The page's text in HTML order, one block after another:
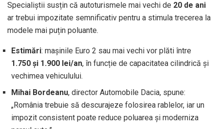
Specialiștii susțin că autoturismele mai vechi de 20 de ani
ar trebui impozitate semnificativ pentru a stimula trecerea la
modele mai puțin poluante.
Estimări: mașinile Euro 2 sau mai vechi vor plăti între
1.750 și 1.900 lei/an, în funcție de capacitatea cilindrică și
vechimea vehiculului.
Mihai Bordeanu, director Automobile Dacia, spune:
„România trebuie să descurajeze folosirea rablelor, iar un
impozit consistent poate reduce poluarea și moderniza